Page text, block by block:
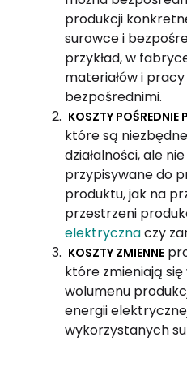
produkcji
surowce i
przykład, w
materiałów i
bezpośrednimi.
KOSZTY POŚREDNIE
które są
działalności, ale
przypisywane do
produktu, jak na
przestrzeni
elektrycznaczy
KOSZTY ZMIENNE
które zmieniają się
wolumenu
energii
wykorzystanych